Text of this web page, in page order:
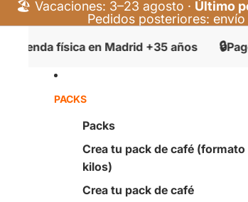
🏖️ Vacaciones: 3–23 agosto · Último
Pedidos posteriores:
en Madrid +35 años 🔒 Pago seguro
PACKS
Packs
Crea tu pack de café (formato
kilos)
Crea tu pack de café